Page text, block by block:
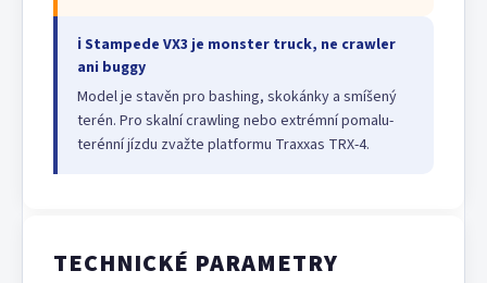
ℹ Stampede VX3 je monster truck, ne crawler
ani buggy
Model je stavěn pro bashing, skokánky a smíšený
terén. Pro skalní crawling nebo extrémní pomalu-
terénní jízdu zvažte platformu Traxxas TRX-4.
TECHNICKÉ PARAMETRY